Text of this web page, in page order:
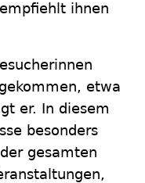
ihnen
etwa
er. In diesem
besonders
gesamten